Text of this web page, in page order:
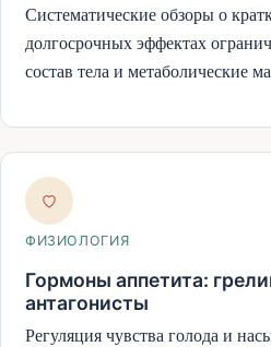
Систематические обзоры о
долгосрочных эффектах
состав тела и метаболические
ФИЗИОЛОГИЯ
Гормоны аппетита:
антагонисты
Регуляция чувства голода и